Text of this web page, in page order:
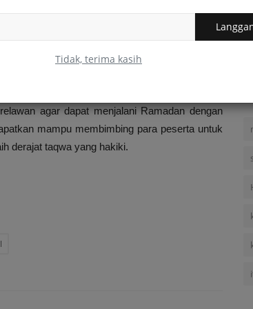
Tidak, terima kasih
dan zikir.
Singkil,Rahmiati Kombih,
agar dapat menjalani Ramadan dengan
mampu membimbing para peserta untuk
derajat taqwa yang hakiki.